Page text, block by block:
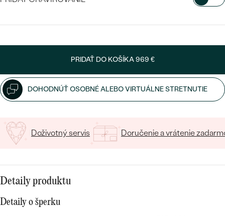
Najpredávanejšie
svadobné
obrúčky
DRAHOKAM
PODĽA MATERIÁLU
ZLATO
PLATINA
STRIEBRO
S LAB GROWN DIAMANTMI
PODĽA ŠTÝLU
PERSONALIZOVANÉ
SYMBOLICKÉ
LUXUSNÉ
LUXUSNÉ
PRIDAŤ DO KOŠÍKA969 €
DOHODNÚŤ OSOBNÉ ALEBO VIRTUÁLNE STRETNUTIE
Doživotný servis Doručenie a vrátenie
Detaily produktu
Detaily o šperku